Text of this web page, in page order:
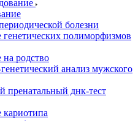
болезни
генетических полиморфизмов
на родство
анализ мужского
пренатальный днк-тест
кариотипа